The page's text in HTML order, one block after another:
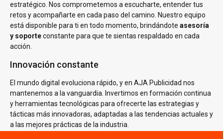
estratégico. Nos comprometemos a escucharte, entender tus
retos y acompañarte en cada paso del camino. Nuestro equipo
está disponible para ti en todo momento, brindándote asesoría
y soporteconstante para que te sientas respaldado en cada
acción.
Innovación constante
El mundo digital evoluciona rápido, y en AJA Publicidad nos
mantenemos a la vanguardia. Invertimos en formación continua
y herramientas tecnológicas para ofrecerte las estrategias y
tácticas más innovadoras, adaptadas a las tendencias actuales y
a las mejores prácticas de la industria.